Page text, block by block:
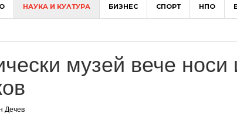
НАУКА И КУЛТУРА БИЗНЕС СПОРТ НПО
музей вече носи
Дечев